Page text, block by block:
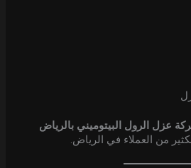
عزل الرول البيتوميني بالرياض
من العملاء في الرياض.